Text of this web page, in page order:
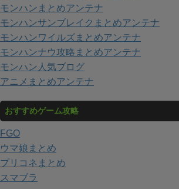
モンハンまとめアンテナ
モンハンサンブレイクまとめアンテナ
モンハンワイルズまとめアンテナ
モンハンナウ攻略まとめアンテナ
モンハン人気ブログ
アニメまとめアンテナ
おすすめゲーム攻略
FGO
ウマ娘まとめ
プリコネまとめ
スマブラ